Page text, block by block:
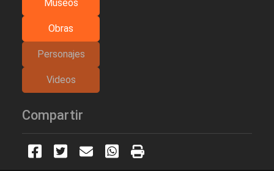
Museos
Obras
Personajes
Videos
Compartir